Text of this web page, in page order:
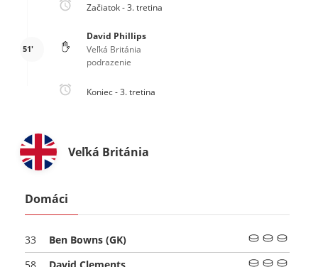
Začiatok - 3. tretina
David Phillips
Veľká Británia
podrazenie
51'
Koniec - 3. tretina
Veľká Británia
Domáci
33 Ben Bowns (GK)